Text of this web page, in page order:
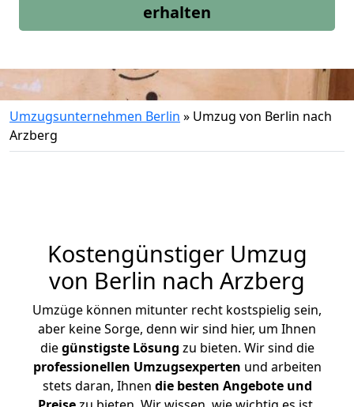
erhalten
Umzugsunternehmen Berlin » Umzug von Berlin nach
Arzberg
Kostengünstiger Umzug
von Berlin nach Arzberg
Umzüge können mitunter recht kostspielig sein,
aber keine Sorge, denn wir sind hier, um Ihnen
diegünstigste Lösung zu bieten. Wir sind die
professionellen Umzugsexperten und arbeiten
stets daran, Ihnen die besten Angebote und